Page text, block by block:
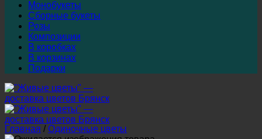
Монобукеты
Сборные букеты
Розы
Композиции
В коробках
В корзинах
Подарки
Главная / Одиночные цветы